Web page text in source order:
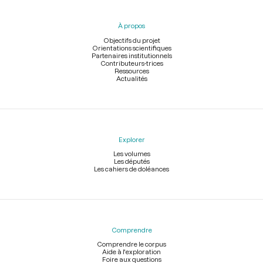
À propos
Objectifs du projet
Orientations scientifiques
Partenaires institutionnels
Contributeurs-trices
Ressources
Actualités
Explorer
Les volumes
Les députés
Les cahiers de doléances
Comprendre
Comprendre le corpus
Aide à l'exploration
Foire aux questions